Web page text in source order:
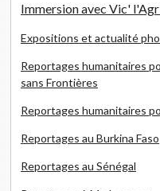
Immersion avec Vic'
Expositions et actualité
Reportages humanitaires
sans Frontières
Reportages humanitaires
Reportages au Burkina Faso
Reportages au Sénégal